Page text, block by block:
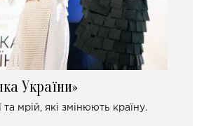
України»
та мрій, які змінюють країну.